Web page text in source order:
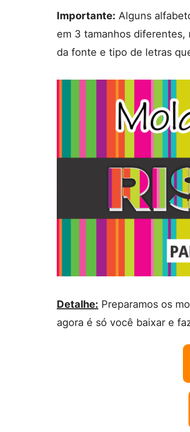
Importante: Alguns
em 3 tamanhos diferentes,
da fonte e tipo de letras
Detalhe: Preparamos os
agora é só você baixar e